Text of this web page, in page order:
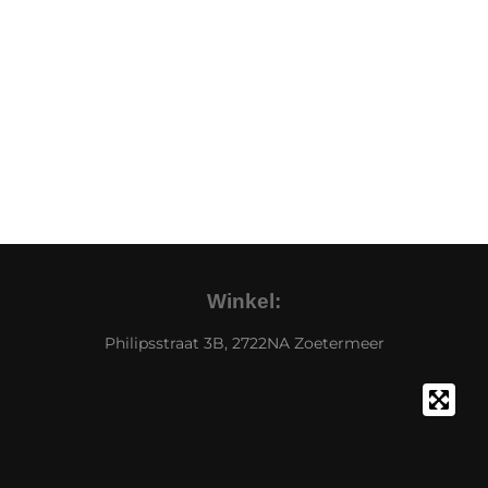
Winkel:
Philipsstraat 3B, 2722NA Zoetermeer